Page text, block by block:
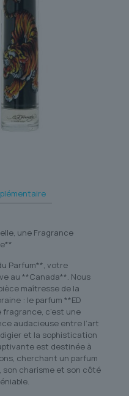
une Fragrance
Parfum**, votre
au **Canada**. Nous
maîtresse de la
: le parfum **ED
fragrance, c’est une
audacieuse entre l’art
et la sophistication
est destinée à
cherchant un parfum
son charisme et son côté